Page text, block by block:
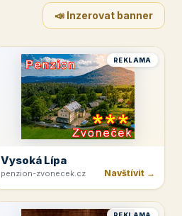
📣 Inzerovat banner
REKLAMA
Vysoká Lípa
penzion-zvonecek.cz Navštívit →